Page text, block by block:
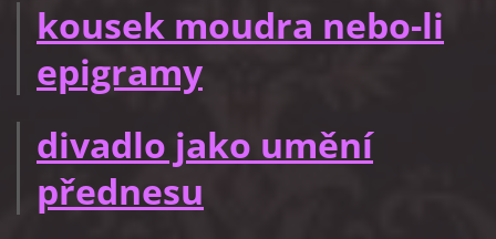
kousek moudra nebo-li
epigramy
divadlo jako umění
přednesu